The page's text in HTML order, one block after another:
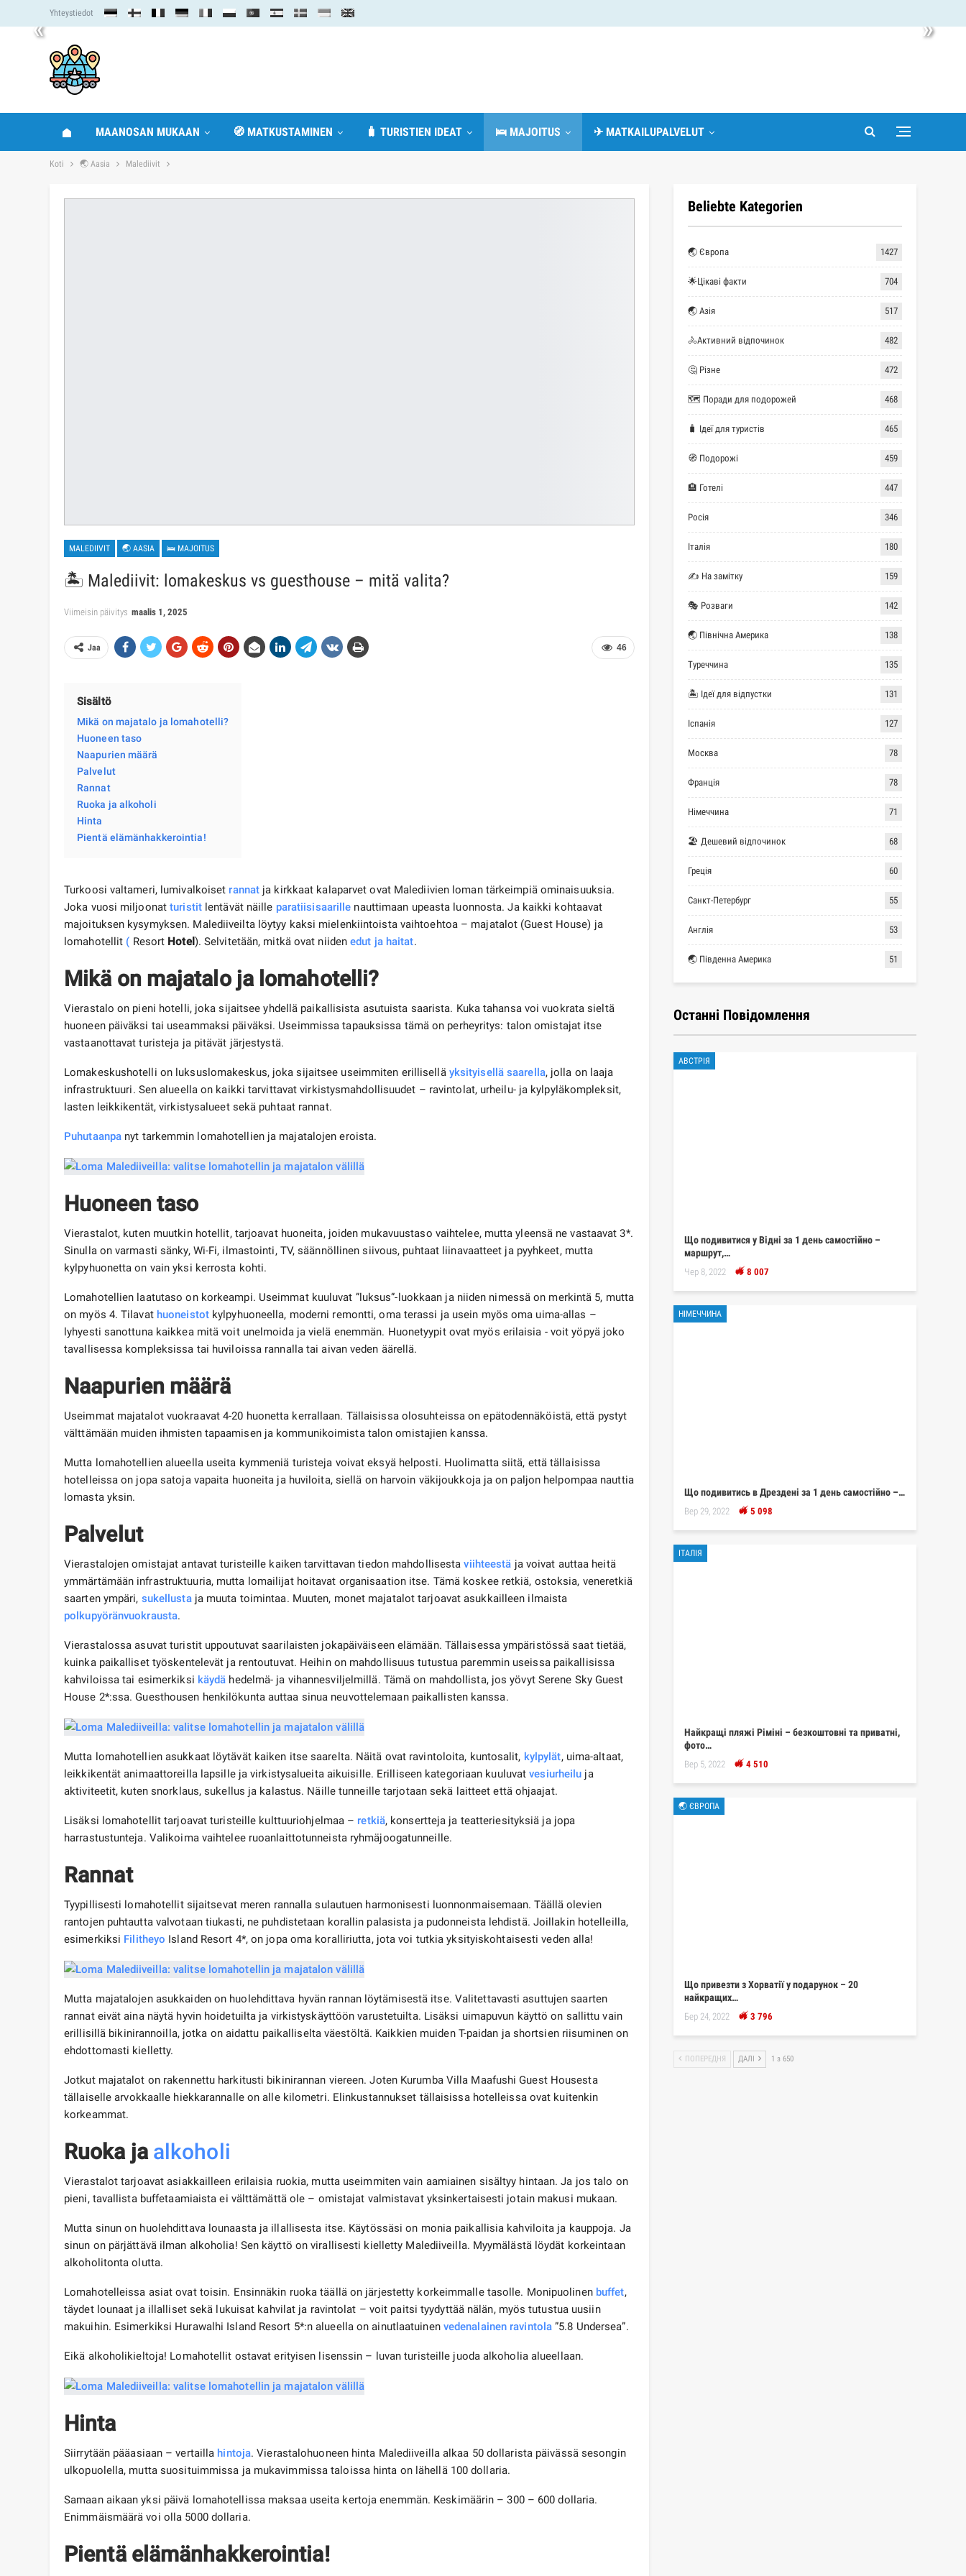
« »
Yhteystiedot
MAANOSAN MUKAAN 🧭 MATKUSTAMINEN 🧳 TURISTIEN IDEAT 🛌 MAJOITUS ✈ MATKAILUPALVELUT
Koti 🌏 Aasia Malediivit
MALEDIIVIT 🌏 AASIA 🛌 MAJOITUS
🏝️ Malediivit: lomakeskus vs guesthouse – mitä valita?
Viimeisin päivitys maalis 1, 2025
46
Jaa
Sisältö
Mikä on majatalo ja lomahotelli?
Huoneen taso
Naapurien määrä
Palvelut
Rannat
Ruoka ja alkoholi
Hinta
Pientä elämänhakkerointia!
Turkoosi valtameri, lumivalkoiset rannat ja kirkkaat kalaparvet ovat Malediivien loman tärkeimpiä ominaisuuksia.
Joka vuosi miljoonatturistitlentävät näille paratiisisaarille nauttimaan upeasta luonnosta. Ja kaikki kohtaavat
majoituksen kysymyksen. Malediiveilta löytyy kaksi mielenkiintoista vaihtoehtoa – majatalot (Guest House) ja
lomahotellit ( Resort Hotel). Selvitetään, mitkä ovat niidenedut ja haitat.
Mikä on majatalo ja lomahotelli?
Vierastalo on pieni hotelli, joka sijaitsee yhdellä paikallisista asutuista saarista. Kuka tahansa voi vuokrata sieltä
huoneen päiväksi tai useammaksi päiväksi. Useimmissa tapauksissa tämä on perheyritys: talon omistajat itse
vastaanottavat turisteja ja pitävät järjestystä.
Lomakeskushotelli on luksuslomakeskus, joka sijaitsee useimmiten erillisellä yksityisellä saarella, jolla on laaja
infrastruktuuri. Sen alueella on kaikki tarvittavat virkistysmahdollisuudet – ravintolat, urheilu- ja kylpyläkompleksit,
lasten leikkikentät, virkistysalueet sekä puhtaat rannat.
Puhutaanpa nyt tarkemmin lomahotellien ja majatalojen eroista.
Huoneen taso
Vierastalot, kuten muutkin hotellit, tarjoavat huoneita, joiden mukavuustaso vaihtelee, mutta yleensä ne vastaavat 3*.
Sinulla on varmasti sänky, Wi-Fi, ilmastointi, TV, säännöllinen siivous, puhtaat liinavaatteet ja pyyhkeet, mutta
kylpyhuonetta on vain yksi kerrosta kohti.
Lomahotellien laatutaso on korkeampi. Useimmat kuuluvat ”luksus”-luokkaan ja niiden nimessä on merkintä 5, mutta
on myös 4. Tilavat huoneistotkylpyhuoneella, moderni remontti, oma terassi ja usein myös oma uima-allas –
lyhyesti sanottuna kaikkea mitä voit unelmoida ja vielä enemmän. Huonetyypit ovat myös erilaisia ​​- voit yöpyä joko
tavallisessa kompleksissa tai huviloissa rannalla tai aivan veden äärellä.
Naapurien määrä
Useimmat majatalot vuokraavat 4-20 huonetta kerrallaan. Tällaisissa olosuhteissa on epätodennäköistä, että pystyt
välttämään muiden ihmisten tapaamisen ja kommunikoimista talon omistajien kanssa.
Mutta lomahotellien alueella useita kymmeniä turisteja voivat eksyä helposti. Huolimatta siitä, että tällaisissa
hotelleissa on jopa satoja vapaita huoneita ja huviloita, siellä on harvoin väkijoukkoja ja on paljon helpompaa nauttia
lomasta yksin.
Palvelut
Vierastalojen omistajat antavat turisteille kaiken tarvittavan tiedon mahdollisestaviihteestä ja voivat auttaa heitä
ymmärtämään infrastruktuuria, mutta lomailijat hoitavat organisaation itse. Tämä koskee retkiä, ostoksia, veneretkiä
saarten ympäri, sukellustaja muuta toimintaa. Muuten, monet majatalot tarjoavat asukkailleen ilmaista
polkupyöränvuokrausta.
Vierastalossa asuvat turistit uppoutuvat saarilaisten jokapäiväiseen elämään. Tällaisessa ympäristössä saat tietää,
kuinka paikalliset työskentelevät ja rentoutuvat. Heihin on mahdollisuus tutustua paremmin useissa paikallisissa
kahviloissa tai esimerkiksi käydä hedelmä- ja vihannesviljelmillä. Tämä on mahdollista, jos yövyt Serene Sky Guest
House 2*:ssa. Guesthousen henkilökunta auttaa sinua neuvottelemaan paikallisten kanssa.
Mutta lomahotellien asukkaat löytävät kaiken itse saarelta. Näitä ovat ravintoloita, kuntosalit, kylpylät, uima-altaat,
leikkikentät animaattoreilla lapsille ja virkistysalueita aikuisille. Erilliseen kategoriaan kuuluvatvesiurheilu ja
aktiviteetit, kuten snorklaus, sukellus ja kalastus. Näille tunneille tarjotaan sekä laitteet että ohjaajat.
Lisäksi lomahotellit tarjoavat turisteille kulttuuriohjelmaa – retkiä, konsertteja ja teatteriesityksiä ja jopa
harrastustunteja. Valikoima vaihtelee ruoanlaittotunneista ryhmäjoogatunneille.
Rannat
Tyypillisesti lomahotellit sijaitsevat meren rannalla sulautuen harmonisesti luonnonmaisemaan. Täällä olevien
rantojen puhtautta valvotaan tiukasti, ne puhdistetaan korallin palasista ja pudonneista lehdistä. Joillakin hotelleilla,
esimerkiksi Filitheyo Island Resort 4*, on jopa oma koralliriutta, jota voi tutkia yksityiskohtaisesti veden alla!
Mutta majatalojen asukkaiden on huolehdittava hyvän rannan löytämisestä itse. Valitettavasti asuttujen saarten
rannat eivät aina näytä hyvin hoidetuilta ja virkistyskäyttöön varustetuilta. Lisäksi uimapuvun käyttö on sallittu vain
erillisillä bikinirannoilla, jotka on aidattu paikalliselta väestöltä. Kaikkien muiden T-paidan ja shortsien riisuminen on
ehdottomasti kielletty.
Jotkut majatalot on rakennettu harkitusti bikinirannan viereen. Joten Kurumba Villa Maafushi Guest Housesta
tällaiselle arvokkaalle hiekkarannalle on alle kilometri. Elinkustannukset tällaisissa hotelleissa ovat kuitenkin
korkeammat.
Ruoka ja alkoholi
Vierastalot tarjoavat asiakkailleen erilaisia ​​ruokia, mutta useimmiten vain aamiainen sisältyy hintaan. Ja jos talo on
pieni, tavallista buffetaamiaista ei välttämättä ole – omistajat valmistavat yksinkertaisesti jotain makusi mukaan.
Mutta sinun on huolehdittava lounaasta ja illallisesta itse. Käytössäsi on monia paikallisia kahviloita ja kauppoja. Ja
sinun on pärjättävä ilman alkoholia! Sen käyttö on virallisesti kielletty Malediiveilla. Myymälästä löydät korkeintaan
alkoholitonta olutta.
Lomahotelleissa asiat ovat toisin. Ensinnäkin ruoka täällä on järjestetty korkeimmalle tasolle. Monipuolinen buffet,
täydet lounaat ja illalliset sekä lukuisat kahvilat ja ravintolat – voit paitsi tyydyttää nälän, myös tutustua uusiin
makuihin. Esimerkiksi Hurawalhi Island Resort 5*:n alueella on ainutlaatuinen vedenalainen ravintola ”5.8 Undersea”.
Eikä alkoholikieltoja! Lomahotellit ostavat erityisen lisenssin – luvan turisteille juoda alkoholia alueellaan.
Hinta
Siirrytään pääasiaan – vertailla hintoja. Vierastalohuoneen hinta Malediiveilla alkaa 50 dollarista päivässä sesongin
ulkopuolella, mutta suosituimmissa ja mukavimmissa taloissa hinta on lähellä 100 dollaria.
Samaan aikaan yksi päivä lomahotellissa maksaa useita kertoja enemmän. Keskimäärin – 300 – 600 dollaria.
Enimmäismäärä voi olla 5000 dollaria.
Pientä elämänhakkerointia!
Beliebte Kategorien
🌏 Європа 1427
🌟Цікаві факти 704
🌏 Азія 517
🚴Активний відпочинок 482
🤔 Різне 472
🗺 Поради для подорожей 468
🧳 Ідеї для туристів 465
🧭 Подорожі 459
🏨 Готелі 447
Росія 346
Італія 180
✍ На замітку 159
🎭 Розваги 142
🌏 Північна Америка 138
Туреччина 135
🏝 Ідеї для відпустки 131
Іспанія 127
Москва 78
Франція 78
Німеччина 71
🏖 Дешевий відпочинок 68
Греція 60
Санкт-Петербург 55
Англія 53
🌏 Південна Америка 51
Останні Повідомлення
АВСТРІЯ
Що подивитися у Відні за 1 день самостійно –
маршрут,…
Чер 8, 2022 8 007
НІМЕЧЧИНА
Що подивитись в Дрездені за 1 день самостійно –…
Вер 29, 2022 5 098
ІТАЛІЯ
Найкращі пляжі Ріміні – безкоштовні та приватні,
фото…
Вер 5, 2022 4 510
🌏 ЄВРОПА
Що привезти з Хорватії у подарунок – 20
найкращих…
Бер 24, 2022 3 796
ПОПЕРЕДНЯ ДАЛІ 1 з 650